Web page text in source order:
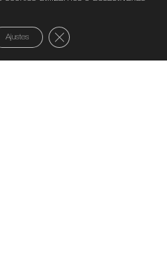
Ajustes Cerrar el banner de